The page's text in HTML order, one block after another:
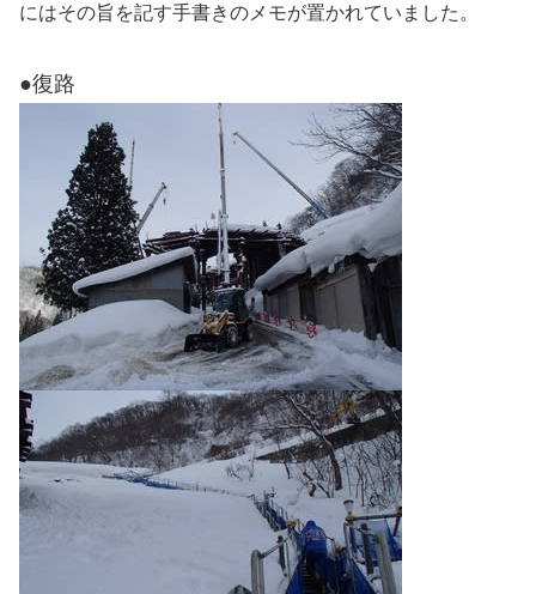
にはその旨を記す手書きのメモが置かれていました。
●復路